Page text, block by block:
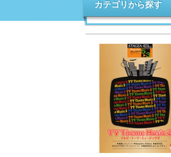
カテゴリから探す